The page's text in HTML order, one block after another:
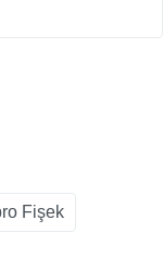
Fişek